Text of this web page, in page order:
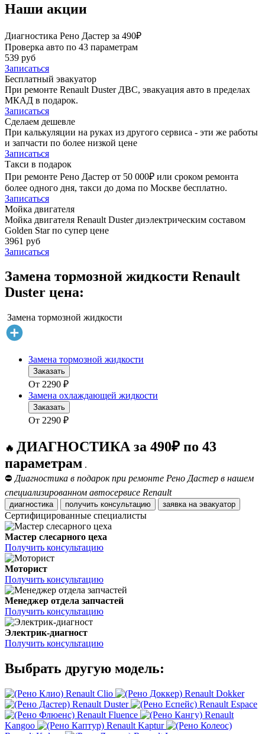
Наши акции
Диагностика Рено Дастер за 490₽
Проверка авто по 43 параметрам
539 руб
Записаться
Бесплатный эвакуатор
При ремонте Renault Duster ДВС, эвакуация авто в пределах
МКАД в подарок.
Записаться
Сделаем дешевле
При калькуляции на руках из другого сервиса - эти же работы
и запчасти по более низкой цене
Записаться
Такси в подарок
При ремонте Рено Дастер от 50 000₽ или сроком ремонта
более одного дня, такси до дома по Москве бесплатно.
Записаться
Мойка двигателя
Мойка двигателя Renault Duster диэлектрическим составом
Golden Star по супер цене
3961 руб
Записаться
Замена тормозной жидкости Renault
Duster цена:
Замена тормозной жидкости
Замена тормозной жидкости
Заказать
От 2290 ₽
Замена охлаждающей жидкости
Заказать
От 2290 ₽
🔥 ДИАГНОСТИКА за 490₽ по 43
параметрам .
⛔ Диагностика в подарок при ремонте Рено Дастер в нашем
специализированном автосервисе Renault
диагностика получить консультацию заявка на эвакуатор
Сертифицированные специалисты
Мастер слесарного цеха
Получить консультацию
Моторист
Получить консультацию
Менеджер отдела запчастей
Получить консультацию
Электрик-диагност
Получить консультацию
Выбрать другую модель:
Renault Clio
Renault Dokker
Renault Duster
Renault Espace
Renault Fluence
Renault
Kangoo
Renault Kaptur